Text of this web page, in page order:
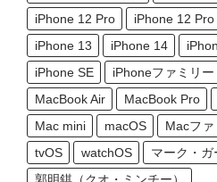
iPhone 12 Pro
iPhone 12
iPhone 13
iPhone 14
iPhone SE
iPhoneファミリー
MacBook Air
MacBook Pro
Mac mini
macOS Macファ
tvOS
watchOS
マーク・ガ
郭明錤（クオ・ミンチー）